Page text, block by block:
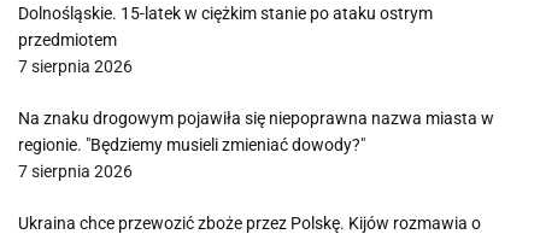
Dolnośląskie. 15-latek w ciężkim stanie po ataku ostrym
przedmiotem
7 sierpnia 2026
Na znaku drogowym pojawiła się niepoprawna nazwa miasta w
regionie. "Będziemy musieli zmieniać dowody?"
7 sierpnia 2026
Ukraina chce przewozić zboże przez Polskę. Kijów rozmawia o